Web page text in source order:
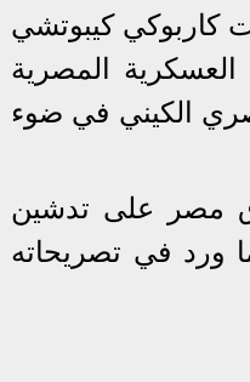
كاربوكي كيبوتشي
العسكرية المصرية
الكيني في ضوء
مصر على تدشين
ورد في تصريحاته